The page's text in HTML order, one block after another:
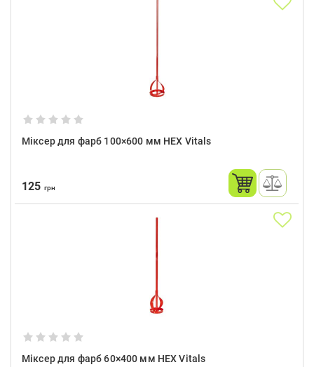
Міксер для фарб 100×600 мм HEX Vitals
125 грн
Міксер для фарб 60×400 мм HEX Vitals